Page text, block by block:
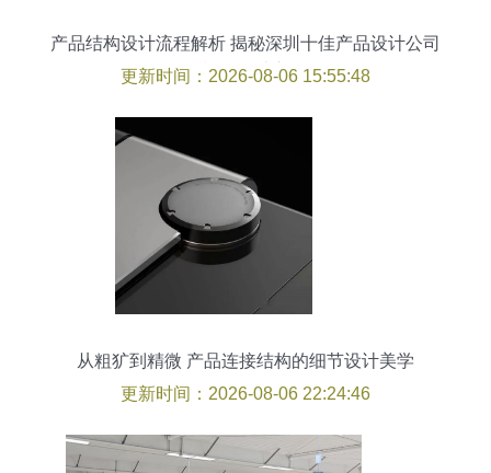
产品结构设计流程解析 揭秘深圳十佳产品设计公司
的模型设计之道
更新时间：2026-08-06 15:55:48
从粗犷到精微 产品连接结构的细节设计美学
更新时间：2026-08-06 22:24:46